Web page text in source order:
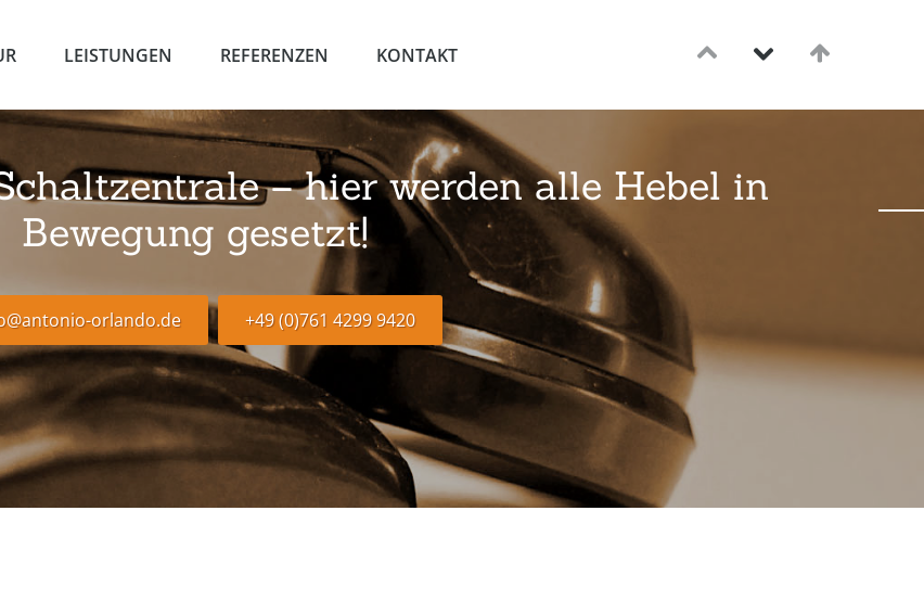
LEISTUNGEN REFERENZEN KONTAKT
– hier werden alle Hebel in
Bewegung gesetzt!
orlando.de +49 (0)761 4299 9420